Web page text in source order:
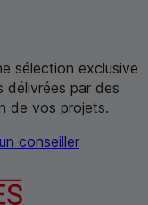
sélection exclusive
délivrées par des
de vos projets.
conseiller